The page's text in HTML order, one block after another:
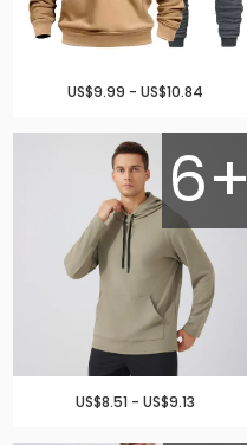
US$9.99 - US$10.84
6+
US$8.51 - US$9.13